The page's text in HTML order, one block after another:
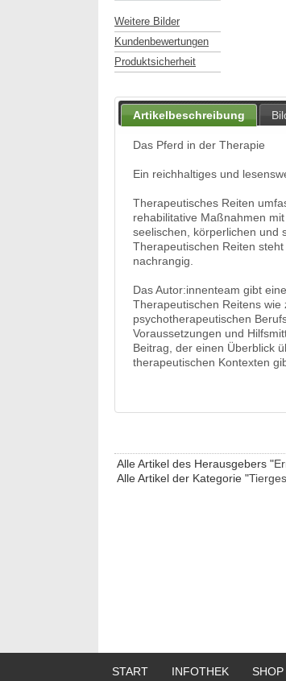
Weitere Bilder
Kundenbewertungen
Produktsicherheit
Artikelbeschreibung
Das Pferd in der Therapie
Ein reichhaltiges und
Therapeutisches Reiten
rehabilitative Maßnahmen
seelischen, körperlichen und
Therapeutischen Reiten
nachrangig.
Das Autor:innenteam gibt
Therapeutischen Reitens
psychotherapeutischen
Voraussetzungen und
Beitrag, der einen Überblick
therapeutischen Kontexten
Alle Artikel des Herausgebers "
Alle Artikel der Kategorie "
START INFOTHEK SHOP